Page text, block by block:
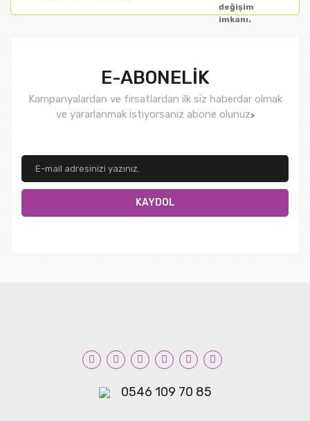
değişim
imkanı.
E-ABONELİK
Kampanyalardan ve fırsatlardan ilk siz haberdar olmak
ve yararlanmak istiyorsanız abone olunuz>
KAYDOL
0546 109 70 85